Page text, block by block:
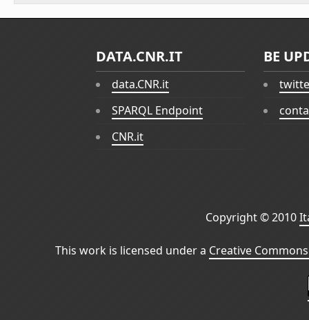
DATA.CNR.IT
data.CNR.it
SPARQL Endpoint
CNR.it
BE
Copyright © 2010
This work is licensed under a Creative